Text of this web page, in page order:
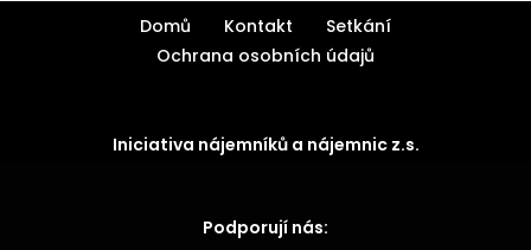
Domů Kontakt
Setkání
Ochrana osobních údajů
Iniciativa nájemníků a nájemnic z.s.
Podporují nás: